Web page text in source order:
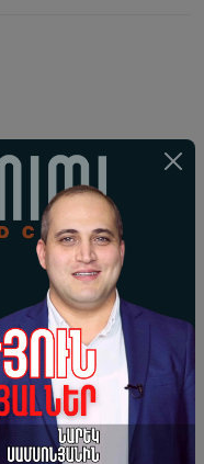
հարված
պետական
Եկեղեցու